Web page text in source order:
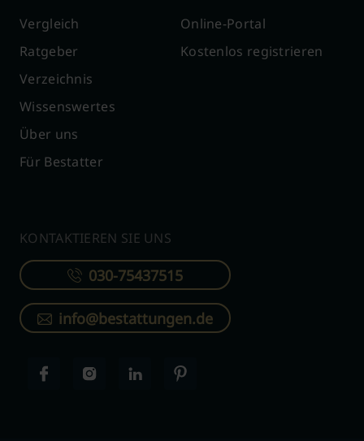
Vergleich
Ratgeber
Verzeichnis
Wissenswertes
Über uns
Für Bestatter
Online-Portal
Kostenlos registrieren
KONTAKTIEREN SIE UNS
030-75437515
info@bestattungen.de